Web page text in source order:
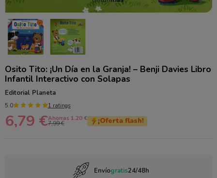
Osito Tito: ¡Un Día en la Granja! – Benji Davies Libro
Infantil Interactivo con Solapas
Editorial Planeta
5.0 1 ratings
6,79 €Ahorras 1.20 €
7,99 € ¡Oferta flash!
Envíogratis24/48h